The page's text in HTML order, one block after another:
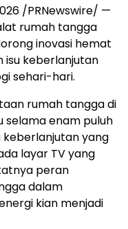
/PRNewswire/ —
rumah tangga
inovasi hemat
isu keberlanjutan
sehari-hari.
rumah tangga di
selama enam puluh
keberlanjutan yang
layar TV yang
peran
dalam
kian menjadi